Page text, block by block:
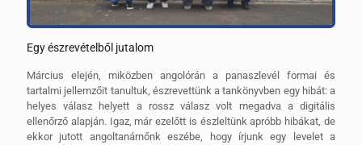
Egy észrevételből jutalom
Március elején, miközben angolórán a panaszlevél formai és
tartalmi jellemzőit tanultuk, észrevettünk a tankönyvben egy hibát: a
helyes válasz helyett a rossz válasz volt megadva a digitális
ellenőrző alapján. Igaz, már ezelőtt is észleltünk apróbb hibákat, de
ekkor jutott angoltanárnőnk eszébe, hogy írjunk egy levelet a